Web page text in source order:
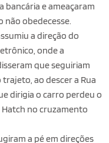
bancária e ameaçaram
não obedecesse.
a direção do
onde a
que seguiriam
ao descer a Rua
dirigia o carro perdeu o
no cruzamento
a pé em direções